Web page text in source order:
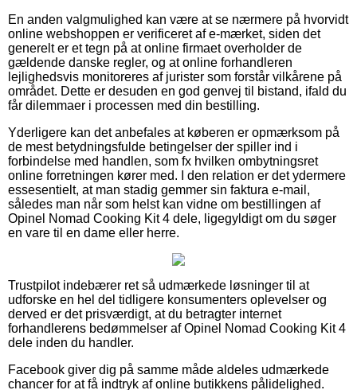
En anden valgmulighed kan være at se nærmere på hvorvidt
online webshoppen er verificeret af e-mærket, siden det
generelt er et tegn på at online firmaet overholder de
gældende danske regler, og at online forhandleren
lejlighedsvis monitoreres af jurister som forstår vilkårene på
området. Dette er desuden en god genvej til bistand, ifald du
får dilemmaer i processen med din bestilling.
Yderligere kan det anbefales at køberen er opmærksom på
de mest betydningsfulde betingelser der spiller ind i
forbindelse med handlen, som fx hvilken ombytningsret
online forretningen kører med. I den relation er det ydermere
essesentielt, at man stadig gemmer sin faktura e-mail,
således man når som helst kan vidne om bestillingen af
Opinel Nomad Cooking Kit 4 dele, ligegyldigt om du søger
en vare til en dame eller herre.
Trustpilot indebærer ret så udmærkede løsninger til at
udforske en hel del tidligere konsumenters oplevelser og
derved er det prisværdigt, at du betragter internet
forhandlerens bedømmelser af Opinel Nomad Cooking Kit 4
dele inden du handler.
Facebook giver dig på samme måde aldeles udmærkede
chancer for at få indtryk af online butikkens pålidelighed.